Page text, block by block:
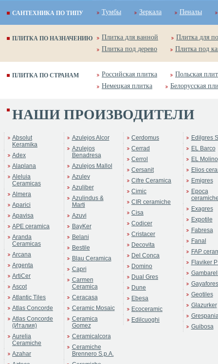
САНТЕХНИКА ПО ТИПУ Тумбы Зеркала Пеналы
ПЛИТКА ПО НАЗНАЧЕНИЮ Плитка для ванной
Плитка для
Плитка под дерево
Плитка под
ПЛИТКА ПО СТРАНАМ Российская плитка
Польская
Немецкая плитка
Белорусская
НАШИ ПРОИЗВОДИТЕЛИ
Absolut
Keramika
Adex
Alaplana
Aleluia
Ceramicas
Almera
Aparici
Apavisa
APE ceramica
Aranda
Ceramicas
Arcana
Argenta
ArtiCer
Ascot
Atlantic Tiles
Atlas Concorde
Atlas Concorde
(Италия)
Aurelia
Ceramiche
Azahar
Azulejos Alcor
Azulejos
Benadresa
Azulejos Mallol
Azulev
Azuliber
Azulindus &
Marti
Azuvi
BayKer
Belani
Bestile
Blau Ceramica
Capri
Carmen
Ceramica
Ceracasa
Ceramic Mosaic
Ceramica
Gomez
Ceramicalcora
Ceramiche
Brennero S.p.A.
Cerdomus
Cerrad
Cerrol
Cersanit
Cifre Ceramica
Cimic
CIR ceramiche
Cisa
Codicer
Cristacer
Decovita
Del Conca
Domino
Dual Gres
Dune
Ebesa
Ecoceramic
Edilcuoghi
Edilgres
EL Barco
EL Molino
Elios
Emigres
Epoca
Exagres
Expotile
Fabresa
Fanal
FAP
Flaviker
Gayafores
Geotiles
Glazurker
Guibosa